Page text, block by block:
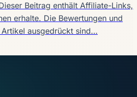
Beitrag enthält Affiliate-Links,
erhalte. Die Bewertungen und
ausgedrückt sind…